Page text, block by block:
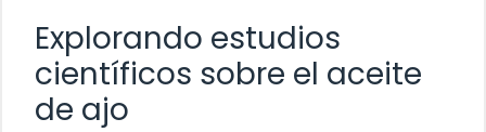
Explorando estudios
científicos sobre el aceite
de ajo